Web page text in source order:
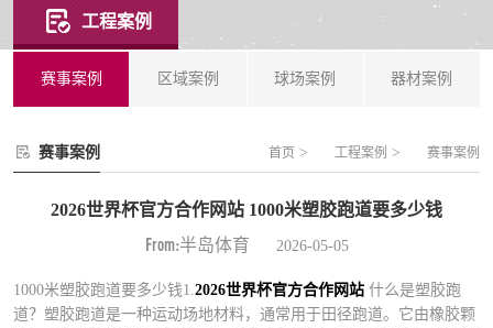
工程案例
赛事案例 区域案例 球场案例 器材案例
赛事案例 首页 > 工程案例 > 赛事案例
2026世界杯官方合作网站 1000米塑胶跑道要多少钱
From:半岛体育 2026-05-05
1000米塑胶跑道要多少钱1. 2026世界杯官方合作网站 什么是塑胶跑
道？塑胶跑道是一种运动场地材料，通常用于田径跑道。它由橡胶颗